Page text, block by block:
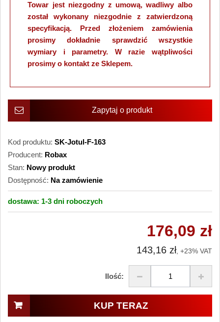
Towar jest niezgodny z umową, wadliwy albo
został wykonany niezgodnie z zatwierdzoną
specyfikacją. Przed złożeniem zamówienia
prosimy dokładnie sprawdzić wszystkie
wymiary i parametry. W razie wątpliwości
prosimy o kontakt ze Sklepem.
Zapytaj o produkt
Kod produktu: SK-Jotul-F-163
Producent: Robax
Stan: Nowy produkt
Dostępność: Na zamówienie
dostawa: 1-3 dni roboczych
176,09 zł
143,16 zł, +23% VAT
Ilość:
KUP TERAZ